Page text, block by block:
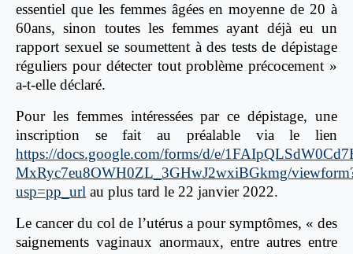
essentiel que les femmes âgées en moyenne de 20 à
60ans, sinon toutes les femmes ayant déjà eu un
rapport sexuel se soumettent à des tests de dépistage
réguliers pour détecter tout problème précocement »
a-t-elle déclaré.
Pour les femmes intéressées par ce dépistage, une
inscription se fait au préalable via le lien
https://docs.google.com/forms/d/e/
MxRyc7eu8OWH0ZL_3GHwJ2wxiBGkmg/
usp=pp_url au plus tard le 22 janvier 2022.
Le cancer du col de l’utérus a pour symptômes, « des
saignements vaginaux anormaux, entre autres entre